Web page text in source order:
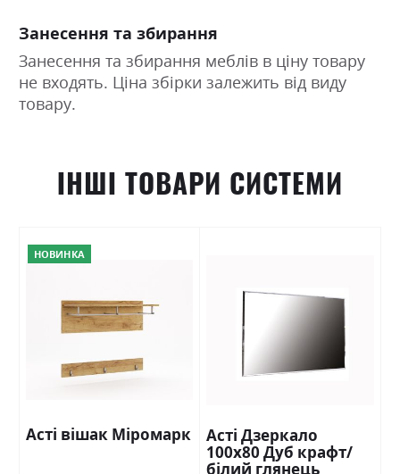
Занесення та збирання
Занесення та збирання меблів в ціну товару
не входять. Ціна збірки залежить від виду
товару.
ІНШІ ТОВАРИ СИСТЕМИ
НОВИНКА
Асті вішак Міромарк
Асті Дзеркало
100х80 Дуб крафт/
білий глянець